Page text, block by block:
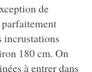
de
incrustations
180 cm. On
à entrer dans